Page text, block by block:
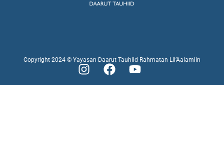
Copyright 2024 © Yayasan Daarut Tauhiid Rahmatan Lil’Aalamiin